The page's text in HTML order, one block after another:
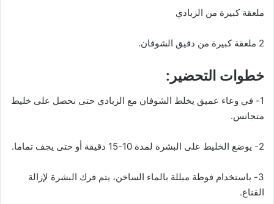
ملعقة كبيرة من الزبادي
2 ملعقة كبيرة من دقيق الشوفان.
خطوات التحضير:
1- في وعاء عميق يخلط الشوفان مع الزبادي حتى نحصل على خليط
متجانس.
2- يوضع الخليط على البشرة لمدة 10-15 دقيقة أو حتى يجف تماما.
3- باستخدام فوطة مبللة بالماء الساخن، يتم فرك البشرة لإزالة
القناع.